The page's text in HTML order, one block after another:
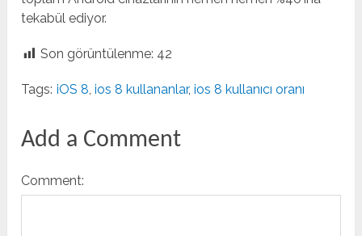
tekabül ediyor.
Son görüntülenme: 42
Tags: iOS 8,ios 8 kullananlar,ios 8 kullanıcı oranı
Add a Comment
Comment: